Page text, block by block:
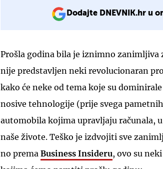
Dodajte DNEVNIK.hr u
Prošla godina bila je iznimno
nije predstavljen neki revolucionaran
kako će neke od tema koje su
nosive tehnologije (prije svega
automobila kojima upravljaju računala,
naše živote. Teško je izdvojiti sve
no prema Business Insideru, ovo su